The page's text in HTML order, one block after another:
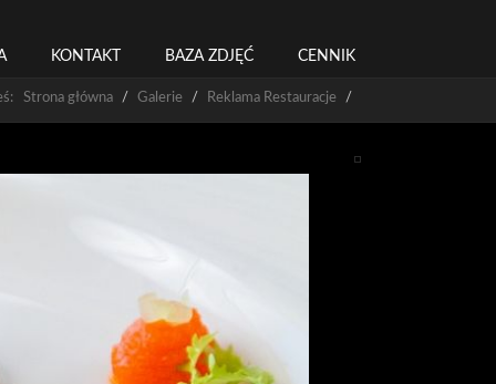
KONTAKT BAZA ZDJĘĆ CENNIK
Strona główna Galerie Reklama Restauracje